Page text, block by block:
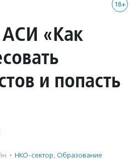
18+
«Как
и попасть
· НКО-сектор, Образование